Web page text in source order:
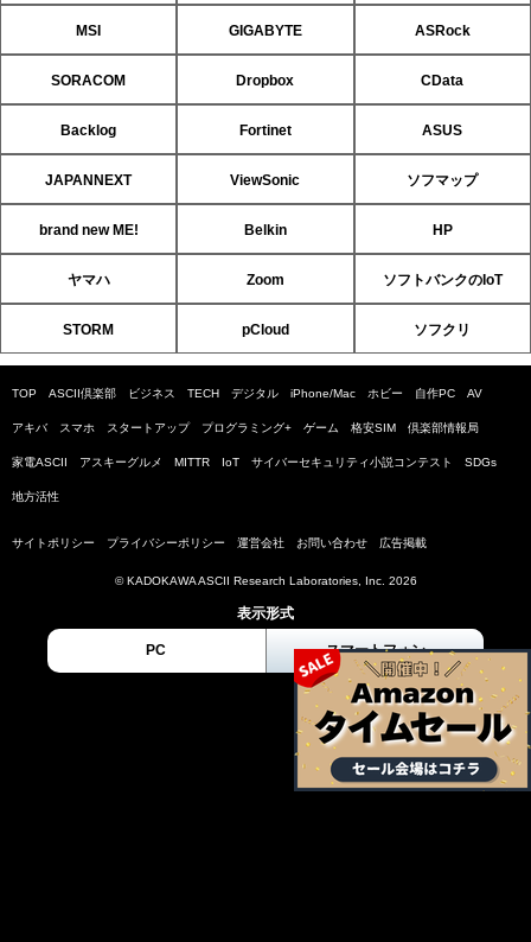
MSI GIGABYTE ASRock
SORACOM Dropbox CData
Backlog Fortinet ASUS
JAPANNEXT ViewSonic ソフマップ
brand new ME! Belkin HP
ヤマハ Zoom ソフトバンクのIoT
STORM pCloud ソフクリ
TOP ASCII倶楽部 ビジネス TECH デジタル iPhone/Mac ホビー 自作PC AV
アキバ スマホ スタートアップ プログラミング+ ゲーム 格安SIM 倶楽部情報局
家電ASCII アスキーグルメ MITTR IoT サイバーセキュリティ小説コンテスト SDGs
地方活性
サイトポリシー プライバシーポリシー 運営会社 お問い合わせ 広告掲載
© KADOKAWA ASCII Research Laboratories, Inc. 2026
表示形式
PC スマートフォン